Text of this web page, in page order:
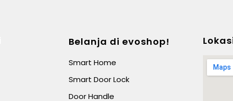
Belanja di evoshop!
Smart Home
Smart Door Lock
Door Handle